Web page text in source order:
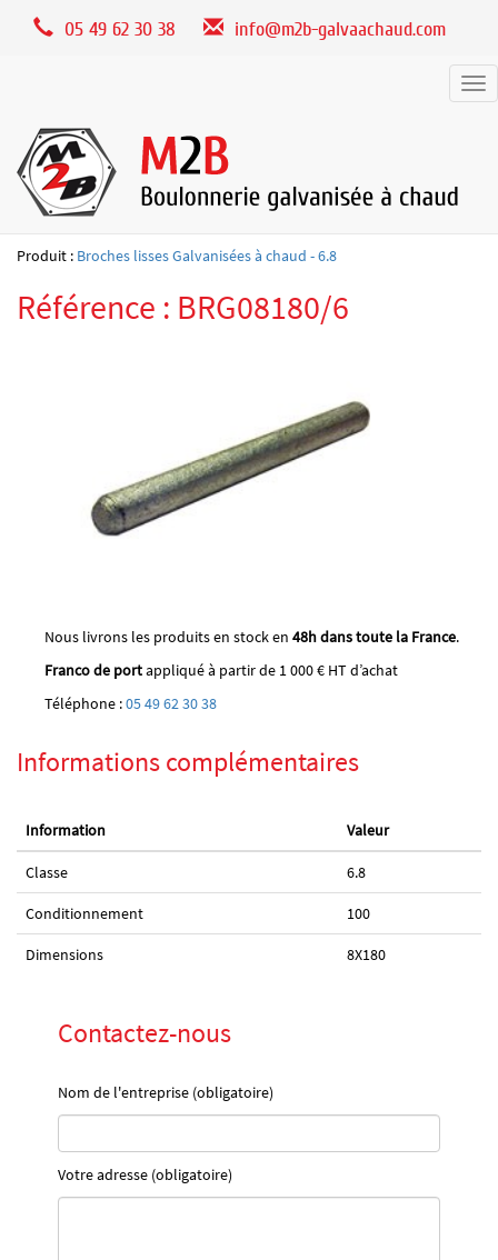
05 49 62 30 38 info@m2b-galvaachaud.com
Produit : Broches lisses Galvanisées à chaud - 6.8
Référence : BRG08180/6
Nous livrons les produits en stock en 48h dans toute la France.
Franco de portappliqué à partir de 1 000 € HT d’achat
Téléphone :05 49 62 30 38
Informations complémentaires
Information Valeur
Classe 6.8
Conditionnement 100
Dimensions 8X180
Contactez-nous
Nom de l'entreprise (obligatoire)
Votre adresse (obligatoire)